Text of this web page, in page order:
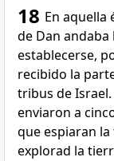
18 En aquella
de Dan
establecerse,
recibido la
tribus de Israel.
enviaron a
que espiaran
explorad la